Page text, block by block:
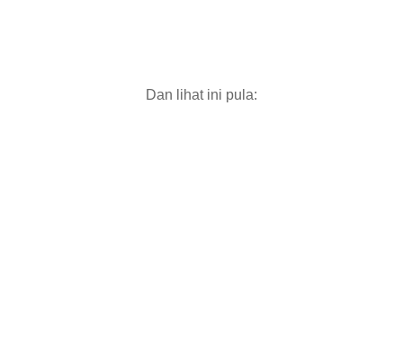
Dan lihat ini pula: